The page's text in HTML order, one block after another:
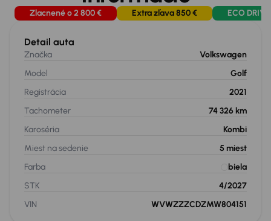
Zlacnené o 2 800 € Extra zľava 850 € ECO DRIVE
Detail auta
Značka
Volkswagen
Model
Golf
Registrácia
2021
Tachometer
74 326 km
Karoséria
Kombi
Miest na sedenie
5 miest
Farba
biela
STK
4/2027
VIN
WVWZZZCDZMW804151